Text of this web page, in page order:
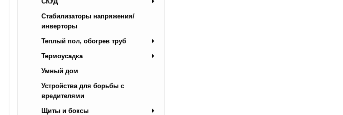
Стабилизаторы напряжения/
инверторы
Теплый пол, обогрев труб
Термоусадка
Умный дом
Устройства для борьбы с
вредителями
Щиты и боксы